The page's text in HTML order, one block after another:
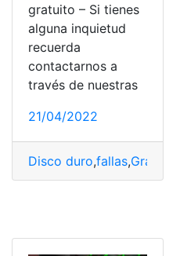
gratuito – Si tienes
alguna inquietud
recuerda
contactarnos a
través de nuestras
21/04/2022
Disco duro,fallas,Gratis